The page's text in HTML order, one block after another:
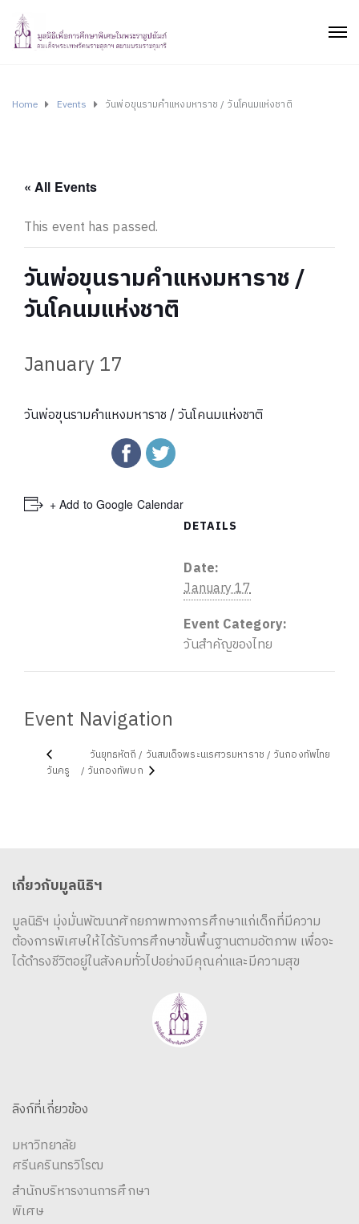
Home Events วันพ่อขุนรามคำแหงมหาราช / วันโคนมแห่งชาติ
« All Events
This event has passed.
วันพ่อขุนรามคำแหงมหาราช /
วันโคนมแห่งชาติ
January 17
วันพ่อขุนรามคำแหงมหาราช / วันโคนมแห่งชาติ
+ Add to Google Calendar
DETAILS
Date:
January 17
Event Category:
วันสำคัญของไทย
Event Navigation
วันครู
วันยุทธหัตถี / วันสมเด็จพระนเรศวรมหาราช / วันกองทัพไทย
/ วันกองทัพบก
เกี่ยวกับมูลนิธิฯ
มูลนิธิฯ มุ่งมั่นพัฒนาศักยภาพทางการศึกษาแก่เด็กที่มีความ
ต้องการพิเศษให้ได้รับการศึกษาขั้นพื้นฐานตามอัตภาพ เพื่อจะ
ได้ดำรงชีวิตอยู่ในสังคมทั่วไปอย่างมีคุณค่าและมีความสุข
ลิงก์ที่เกี่ยวข้อง
มหาวิทยาลัย
ศรีนครินทรวิโรฒ
สำนักบริหารงานการศึกษา
พิเศษ